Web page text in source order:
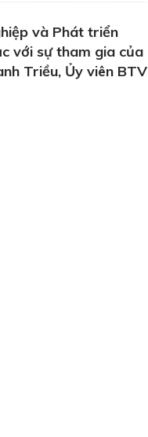
và Phát triển
với sự tham gia của
Triều, Ủy viên BTV